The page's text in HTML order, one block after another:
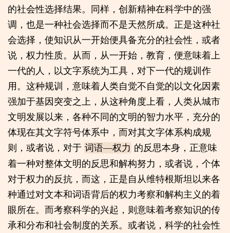
的社会性选择结果。同样，创新精神在科学中的强
调，也是一种社会选择而不是天然所成。正是这种社
会选择，使知识从一开始便具备充分的社会性，或者
说，权力性质。从而，从一开始，教育，便意味着上
一代的人，以文字系统为工具，对下一代的规训作
用。这种规训，意味着人类自觉不自觉的以文化因素
强加于基因突变之上，从这种角度上看，人类从城市
文明发展以来，各种不同的文明的智力水平，充分的
体现在其文字符号体系中，而对其文字体系构成规
则，或者说，对于 词语—权力 的反思本身，正意味
着一种对整体文明的反思和解构努力，或者说，个体
对于权力的反抗，而这，正是自从维特根斯坦以来各
种通过对文本和词语背后的权力考察和解构主义的着
眼所在。而考察科学的兴起，则意味着考察知识的传
承和分布和社会制度的关系。或者说，科学的社会性